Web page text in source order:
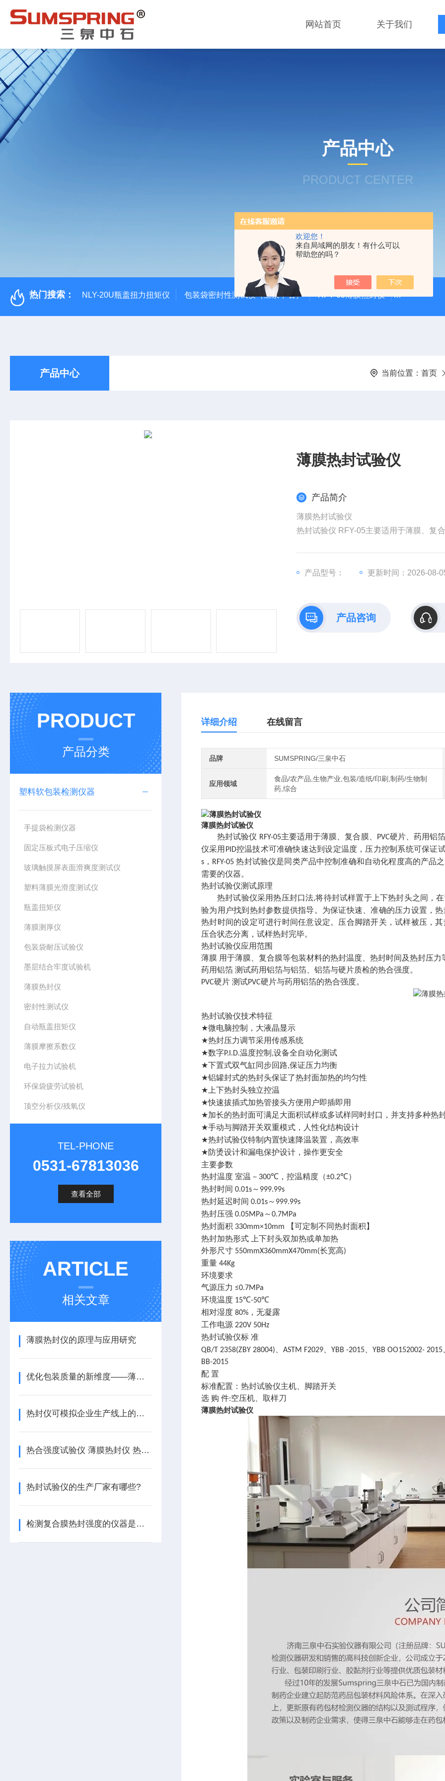
欢迎您！
来自局域网的朋友！有什么可以
帮助您的吗？
网站首页 关于我们
产品中心
PRODUCT CENTER
热门搜索： NLY-20U瓶盖扭力扭矩仪 包装袋密封性测试仪（三泉中石） RFY-05薄膜热封仪 安瓿瓶折断
产品中心 当前位置： 首页
薄膜热封试验仪
产品简介
薄膜热封试验仪
热封试验仪 RFY-05主要适用于薄膜、复
程度高的产品之一，是食品生产企业、制
产品型号： 更新时间：2026-08-
产品咨询
PRODUCT
产品分类
塑料软包装检测仪器
手提袋检测仪器
固定压板式电子压缩仪
玻璃触摸屏表面滑爽度测试仪
塑料薄膜光滑度测试仪
瓶盖扭矩仪
薄膜测厚仪
包装袋耐压试验仪
墨层结合牢度试验机
薄膜热封仪
密封性测试仪
自动瓶盖扭矩仪
薄膜摩擦系数仪
电子拉力试验机
环保袋疲劳试验机
顶空分析仪/残氧仪
TEL-PHONE
0531-67813036
查看全部
ARTICLE
相关文章
薄膜热封仪的原理与应用研究
优化包装质量的新维度——薄膜热封仪的原理与应用探索
热封仪可模拟企业生产线上的热封工艺
热合强度试验仪 薄膜热封仪 热封试验仪 复合膜热封仪
热封试验仪的生产厂家有哪些?
检测复合膜热封强度的仪器是什么？
详细介绍 在线留言
品牌 SUMSPRING/三泉中石
应用领域
食品/农产品,生物产业,包装/造纸/印刷,制药/生物制
药,综合
薄膜热封试验仪
热封试验仪 RFY-05主要适用于薄膜、复合膜、 PVC硬片、药用铝
仪采用 PID控温技术可准确快速达到设定温度，压力控制系统可保证
s ， RFY-05热封试验仪是同类产品中控制准确和自动化程度高的产品
需要的仪器。
热封试验仪测试原理
热封试验仪采用热压封口法,将待封试样置于上下热封头之间，
验为用户找到热封参数提供指导。为保证快速、准确的压力设置，
热封时间的设定可进行时间任意设定。压合脚踏开关，试样被压，
压合状态分离，试样热封完毕。
热封试验仪应用范围
薄膜 用于薄膜、复合膜等包装材料的热封温度、热封时间及热封压力
药用铝箔 测试药用铝箔与铝箔、铝箔与硬片质检的热合强度。
PVC硬片 测试PVC硬片与药用铝箔的热合强度。
热封试验仪技术特征
★微电脑控制，大液晶显示
★热封压力调节采用传感系统
★数字P.I.D.温度控制 ,设备全自动化测试
★下置式双气缸同步回路,保证压力均衡
★铝罐封式的热封头保证了热封面加热的均匀性
★ 上下热封头独立控温
★快速拔插式加热管接头方便用户即插即用
★加长的热封面可满足大面积试样或多试样同时封口，并支持多种热
★手动与脚踏开关双重模式，人性化结构设计
★热封试验仪特制内置快速降温装置，高效率
★防烫设计和漏电保护设计，操作更安全
主要参数
热封温度 室温－ 300℃ ，控温精度（±0.2℃）
热封时间 0.01s～ 999.99s
热封延迟时间 0.01s～ 999.99s
热封压强 0.05MPa ～0.7MPa
热封面积 330mm×10mm
【可定制不同热封面积】
热封加热形式
上下封头双加热或单加热
外形尺寸 550mmX360mmX470mm(长宽高)
重量 44Kg
环境要求
气源压力 ≤0.7MPa
环境温度 15℃-50℃
相对湿度 80% ，无凝露
工作电源 220V 50Hz
热封试验仪标 准
QB/T 2358(ZBY 28004) ASTM F2029 YBB -2015 YBB OO152002- 2015
BB-2015
配 置
标准配置：热封试验仪主机、脚踏开关
选 购 件:空压机、取样刀
薄膜热封试验仪